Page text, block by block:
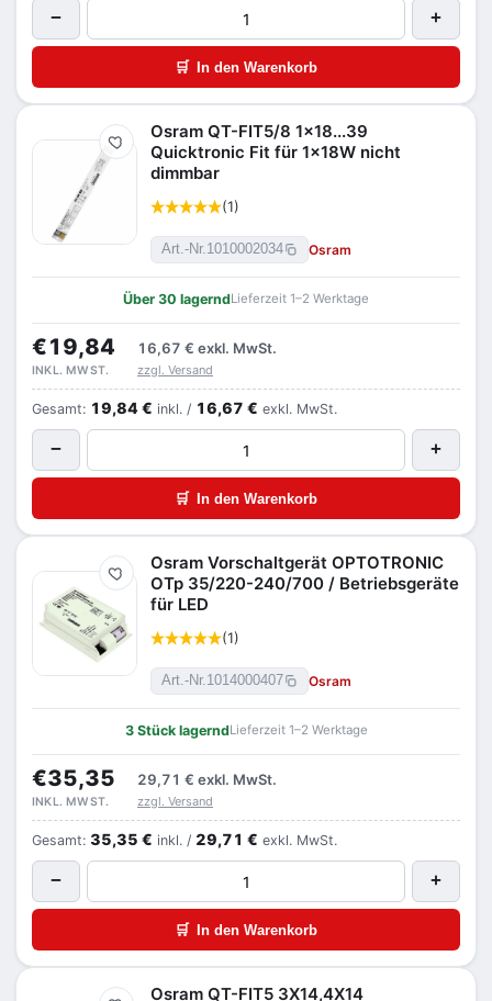
− +
🛒 In den Warenkorb
Merken
Osram QT-FIT5/8 1x18...39
Quicktronic Fit für 1x18W nicht
dimmbar
(1)
Art.-Nr.1010002034 Osram
Über 30 lagerndLieferzeit 1–2 Werktage
€19,84 16,67 € exkl. MwSt.
INKL. MWST. zzgl. Versand
Gesamt: 19,84 € inkl. / 16,67 € exkl. MwSt.
− +
🛒 In den Warenkorb
Merken
Osram Vorschaltgerät OPTOTRONIC
OTp 35/220-240/700 / Betriebsgeräte
für LED
(1)
Art.-Nr.1014000407 Osram
3 Stück lagerndLieferzeit 1–2 Werktage
€35,35 29,71 € exkl. MwSt.
INKL. MWST. zzgl. Versand
Gesamt: 35,35 € inkl. / 29,71 € exkl. MwSt.
− +
🛒 In den Warenkorb
Osram QT-FIT5 3X14,4X14